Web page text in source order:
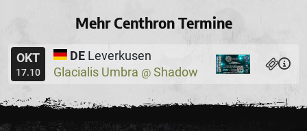
Mehr Centhron Termine
OKT
17.10
DE Leverkusen
Glacialis Umbra @ Shadow